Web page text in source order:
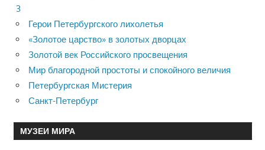
3
Герои Петербургского лихолетья
«Золотое царство» в золотых дворцах
Золотой век Российского просвещения
Мир благородной простоты и спокойного величия
Петербургская Мистерия
Санкт-Петербург
МУЗЕИ МИРА